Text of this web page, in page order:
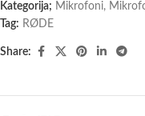
Kategorija; Mikrofoni,
Tag: RØDE
Share: